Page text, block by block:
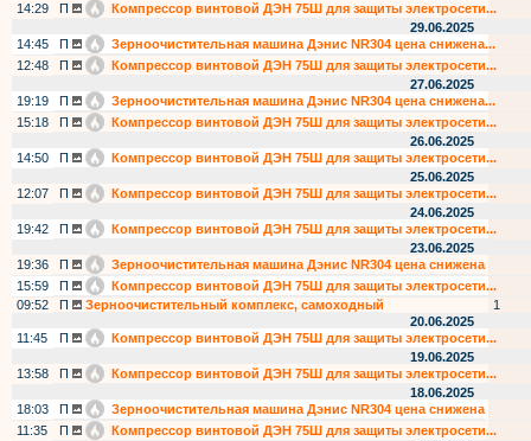
14:29
П
Компрессор винтовой ДЭН 75Ш для защиты электросети...
29.06.2025
14:45
П
Зерноочистительная машина Дэнис NR304 цена снижена...
12:48
П
Компрессор винтовой ДЭН 75Ш для защиты электросети...
27.06.2025
19:19
П
Зерноочистительная машина Дэнис NR304 цена снижена...
15:18
П
Компрессор винтовой ДЭН 75Ш для защиты электросети...
26.06.2025
14:50
П
Компрессор винтовой ДЭН 75Ш для защиты электросети...
25.06.2025
12:07
П
Компрессор винтовой ДЭН 75Ш для защиты электросети...
24.06.2025
19:42
П
Компрессор винтовой ДЭН 75Ш для защиты электросети...
23.06.2025
19:36
П
Зерноочистительная машина Дэнис NR304 цена снижена
15:59
П
Компрессор винтовой ДЭН 75Ш для защиты электросети...
09:52
П Зерноочистительный комплекс, самоходный
1
20.06.2025
11:45
П
Компрессор винтовой ДЭН 75Ш для защиты электросети...
19.06.2025
13:58
П
Компрессор винтовой ДЭН 75Ш для защиты электросети...
18.06.2025
18:03
П
Зерноочистительная машина Дэнис NR304 цена снижена
11:35
П
Компрессор винтовой ДЭН 75Ш для защиты электросети...